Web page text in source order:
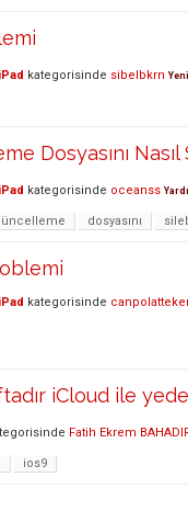
kategorisinde sibelbkrn
Dosyasını
kategorisinde oceanss
dosyasını
kategorisinde
iCloud ile
Fatih Ekrem
ios9